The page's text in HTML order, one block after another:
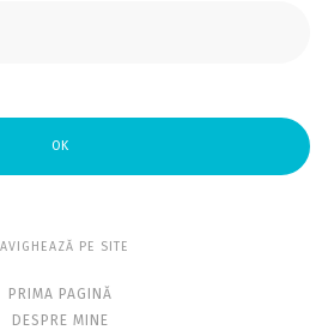
OK
PE SITE
PRIMA PAGINĂ
DESPRE MINE